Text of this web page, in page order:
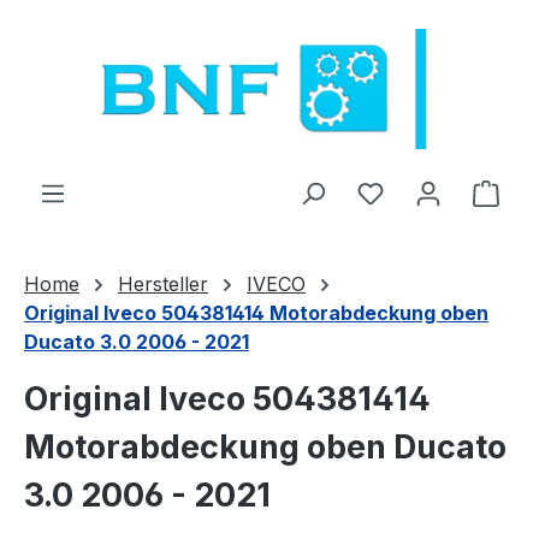
Máte 0 položky
Home Hersteller
IVECO
Original Iveco 504381414 Motorabdeckung oben
Ducato 3.0 2006 - 2021
Original Iveco 504381414
Motorabdeckung oben Ducato
3.0 2006 - 2021